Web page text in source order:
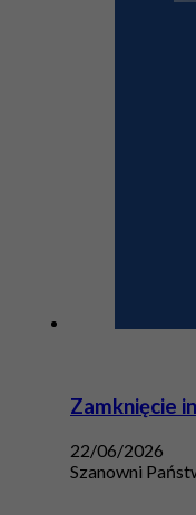
Zamknięcie
22/06/2026
Szanowni